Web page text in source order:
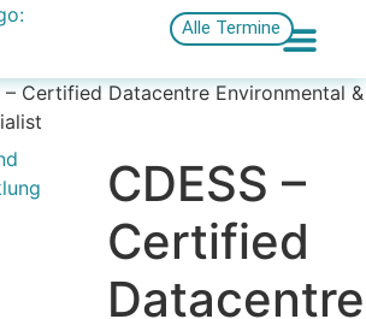
Alle Termine
Certified Datacentre Environmental &
CDESS –
Certified
Datacentre